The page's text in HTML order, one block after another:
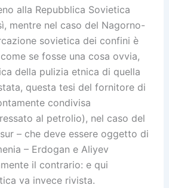
alla Repubblica Sovietica
mentre nel caso del Nagorno-
sovietica dei confini è
se fosse una cosa ovvia,
della pulizia etnica di quella
questa tesi del fornitore di
condivisa
al petrolio), nel caso del
– che deve essere oggetto di
– Erdogan e Aliyev
il contrario: e qui
va invece rivista.